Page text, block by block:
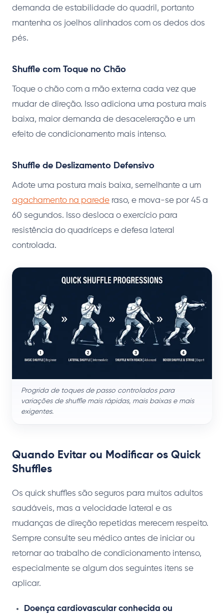
demanda de estabilidade do quadril, portanto
mantenha os joelhos alinhados com os dedos dos
pés.
Shuffle com Toque no Chão
Toque o chão com a mão externa cada vez que
mudar de direção. Isso adiciona uma postura mais
baixa, maior demanda de desaceleração e um
efeito de condicionamento mais intenso.
Shuffle de Deslizamento Defensivo
Adote uma postura mais baixa, semelhante a um
agachamento na parede raso, e mova-se por 45 a
60 segundos. Isso desloca o exercício para
resistência do quadríceps e defesa lateral
controlada.
Progrida de toques de passo controlados para
variações de shuffle mais rápidas, mais baixas e mais
exigentes.
Quando Evitar ou Modificar os Quick
Shuffles
Os quick shuffles são seguros para muitos adultos
saudáveis, mas a velocidade lateral e as
mudanças de direção repetidas merecem respeito.
Sempre consulte seu médico antes de iniciar ou
retornar ao trabalho de condicionamento intenso,
especialmente se algum dos seguintes itens se
aplicar.
Doença cardiovascular conhecida ou